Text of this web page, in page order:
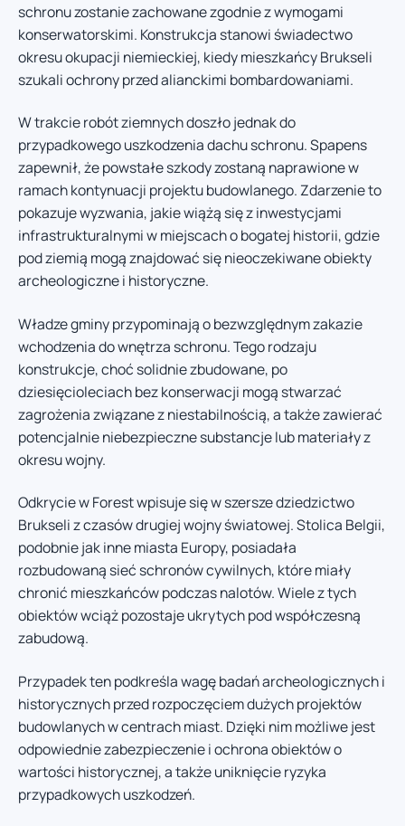
schronu zostanie zachowane zgodnie z wymogami
konserwatorskimi. Konstrukcja stanowi świadectwo
okresu okupacji niemieckiej, kiedy mieszkańcy Brukseli
szukali ochrony przed alianckimi bombardowaniami.
W trakcie robót ziemnych doszło jednak do
przypadkowego uszkodzenia dachu schronu. Spapens
zapewnił, że powstałe szkody zostaną naprawione w
ramach kontynuacji projektu budowlanego. Zdarzenie to
pokazuje wyzwania, jakie wiążą się z inwestycjami
infrastrukturalnymi w miejscach o bogatej historii, gdzie
pod ziemią mogą znajdować się nieoczekiwane obiekty
archeologiczne i historyczne.
Władze gminy przypominają o bezwzględnym zakazie
wchodzenia do wnętrza schronu. Tego rodzaju
konstrukcje, choć solidnie zbudowane, po
dziesięcioleciach bez konserwacji mogą stwarzać
zagrożenia związane z niestabilnością, a także zawierać
potencjalnie niebezpieczne substancje lub materiały z
okresu wojny.
Odkrycie w Forest wpisuje się w szersze dziedzictwo
Brukseli z czasów drugiej wojny światowej. Stolica Belgii,
podobnie jak inne miasta Europy, posiadała
rozbudowaną sieć schronów cywilnych, które miały
chronić mieszkańców podczas nalotów. Wiele z tych
obiektów wciąż pozostaje ukrytych pod współczesną
zabudową.
Przypadek ten podkreśla wagę badań archeologicznych i
historycznych przed rozpoczęciem dużych projektów
budowlanych w centrach miast. Dzięki nim możliwe jest
odpowiednie zabezpieczenie i ochrona obiektów o
wartości historycznej, a także uniknięcie ryzyka
przypadkowych uszkodzeń.